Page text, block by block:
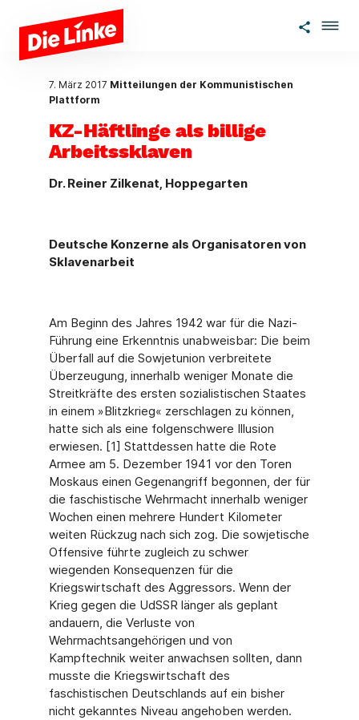
Zum Hauptinhalt springen
7. März 2017 Mitteilungen der Kommunistischen
Plattform
KZ-Häftlinge als billige
Arbeitssklaven
Dr. Reiner Zilkenat, Hoppegarten
Deutsche Konzerne als Organisatoren von
Sklavenarbeit
Am Beginn des Jahres 1942 war für die Nazi-
Führung eine Erkenntnis unabweisbar: Die beim
Überfall auf die Sowjetunion verbreitete
Überzeugung, innerhalb weniger Monate die
Streitkräfte des ersten sozialistischen Staates
in einem »Blitzkrieg« zerschlagen zu können,
hatte sich als eine folgenschwere Illusion
erwiesen. [1] Stattdessen hatte die Rote
Armee am 5. Dezember 1941 vor den Toren
Moskaus einen Gegenangriff begonnen, der für
die faschistische Wehrmacht innerhalb weniger
Wochen einen mehrere Hundert Kilometer
weiten Rückzug nach sich zog. Die sowjetische
Offensive führte zugleich zu schwer
wiegenden Konsequenzen für die
Kriegswirtschaft des Aggressors. Wenn der
Krieg gegen die UdSSR länger als geplant
andauern, die Verluste von
Wehrmachtsangehörigen und von
Kampftechnik weiter anwachsen sollten, dann
musste die Kriegswirtschaft des
faschistischen Deutschlands auf ein bisher
nicht gekanntes Niveau angehoben werden.